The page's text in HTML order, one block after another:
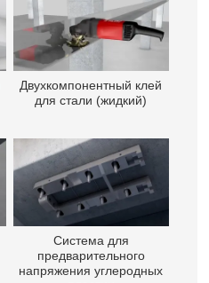
Двухкомпонентный клей
для стали (жидкий)
Система для
предварительного
напряжения углеродных